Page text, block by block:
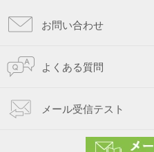
お問い合わせ
よくある質問
メール受信テスト